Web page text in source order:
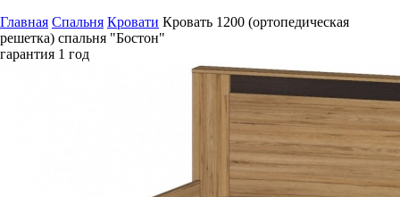
Главная Спальня Кровати Кровать 1200 (ортопедическая
решетка) спальня "Бостон"
гарантия 1 год